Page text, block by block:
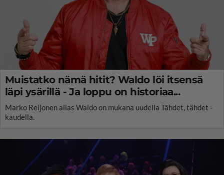
Muistatko nämä hitit? Waldo löi itsensä
läpi ysärillä - Ja loppu on historiaa...
Marko Reijonen alias Waldo on mukana uudella Tähdet, tähdet -
kaudella.